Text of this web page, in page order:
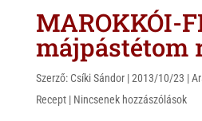
MAROKKÓI-
májpástétom
Szerző: Csíki Sándor|2013/10/23 |
Recept| Nincsenek hozzászólások